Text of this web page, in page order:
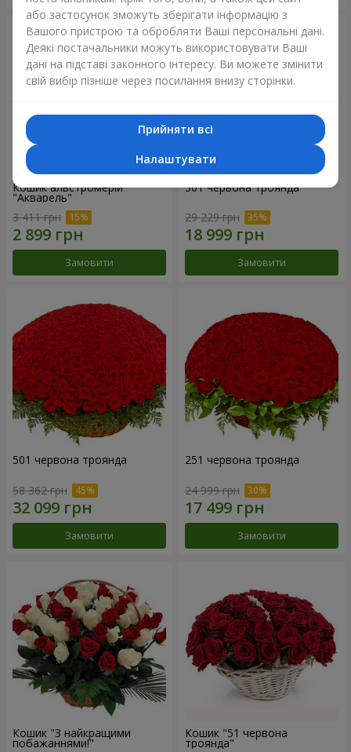
Кошик альстромерій
"Акварель"
3 411 грн
Замовити
301 червона троянда
29 229 грн
Замовити
501 червона троянда
58 362 грн
Замовити
251 червона троянда
24 999 грн
Замовити
Кошик "З найкращими
побажаннями!"
Кошик "51 червона
троянда"
або застосунок зможуть зберігати інформацію з
Вашого пристрою та обробляти Ваші персональні дані.
Деякі постачальники можуть використовувати Ваші
дані на підставі законного інтересу. Ви можете змінити
свій вибір пізніше через посилання внизу сторінки.
Прийняти всі
Налаштувати